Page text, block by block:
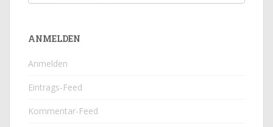
ANMELDEN
Anmelden
Eintrags-Feed
Kommentar-Feed